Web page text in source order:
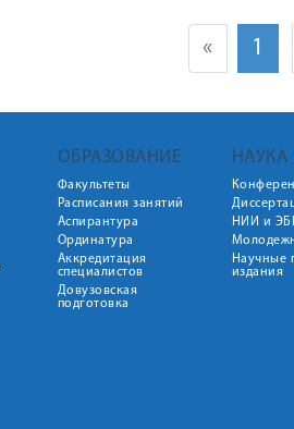
« 1
ОБРАЗОВАНИЕ
Факультеты
Расписания занятий
Аспирантура
Ординатура
Аккредитация
специалистов
Довузовская
подготовка
НАУКА
НИИ и
Научные
издания